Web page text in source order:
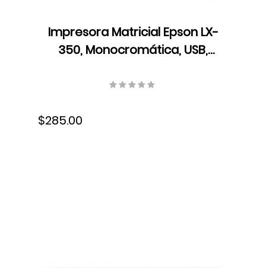
Impresora Matricial Epson LX-
350, Monocromática, USB,
C11CC24001
$285.00